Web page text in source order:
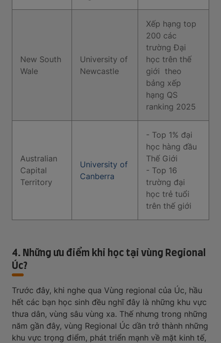
New South
Wale
University of
Newcastle
Xếp hạng top
200 các
trường Đại
học trên thế
giới theo
bảng xếp
hạng QS
ranking 2025
Australian
Capital
Territory
University of
Canberra
- Top 1% đại
học hàng đầu
Thế Giới
- Top 16
trường đại
học trẻ tuổi
trên thế giới
4. Những ưu điểm khi học tại vùng Regional
Úc?
Trước đây, khi nghe qua Vùng regional của Úc, hầu
hết các bạn học sinh đều nghĩ đây là những khu vực
thưa dân, vùng sâu vùng xa. Thế nhưng trong những
năm gần đây, vùng Regional Úc dần trở thành những
khu vực trọng điểm, phát triển mạnh về mặt kinh tế,